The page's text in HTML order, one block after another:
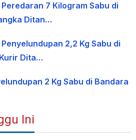
7 Kilogram Sabu di
Ditan…
2,2 Kg Sabu di
Dita…
2 Kg Sabu di Bandara
Ini